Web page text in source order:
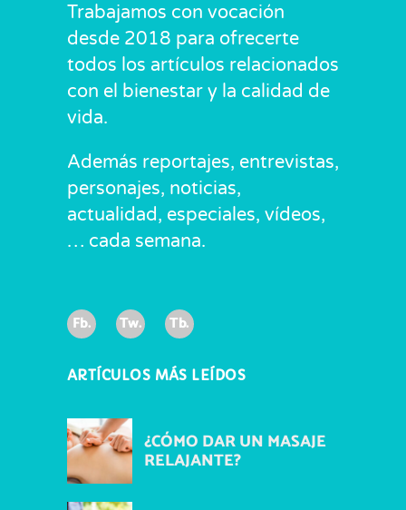
Trabajamos con vocación
desde 2018 para ofrecerte
todos los artículos relacionados
con el bienestar y la calidad de
vida.
Además reportajes, entrevistas,
personajes, noticias,
actualidad, especiales, vídeos,
… cada semana.
Fb. Tw. Tb.
ARTÍCULOS MÁS LEÍDOS
¿CÓMO DAR UN MASAJE
RELAJANTE?